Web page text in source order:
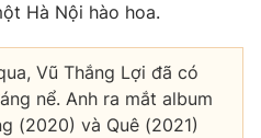
Hà Nội hào hoa.
Vũ Thắng Lợi đã có
nể. Anh ra mắt album
(2020) và Quê (2021)